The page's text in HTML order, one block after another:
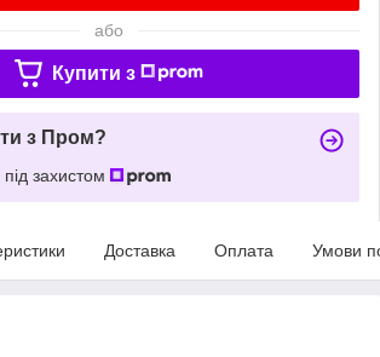
або
Купити з
з Пром?
захистом
Доставка Оплата Умови